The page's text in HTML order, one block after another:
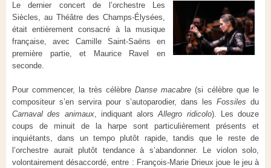
Le dernier concert de l’orchestre Les
Siècles, au Théâtre des Champs-Élysées,
était entièrement consacré à la musique
française, avec Camille Saint-Saëns en
première partie, et Maurice Ravel en
seconde.
Pour commencer, la très célèbre Danse macabre (si célèbre que le
compositeur s’en servira pour s’autoparodier, dans les Fossiles du
Carnaval des animaux, indiquant alorsAllegro ridicolo). Les douze
coups de minuit de la harpe sont particulièrement présents et
inquiétants, dans un tempo plutôt rapide, tandis que le reste de
l’orchestre aurait plutôt tendance à s’abandonner. Le violon solo,
volontairement désaccordé, entre : François-Marie Drieux joue le jeu à